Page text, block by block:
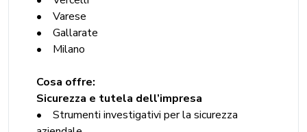
• Varese
• Gallarate
• Milano
Cosa offre:
Sicurezza e tutela dell’impresa
• Strumenti investigativi per la sicurezza